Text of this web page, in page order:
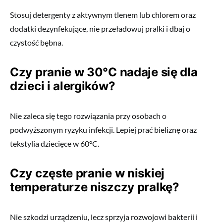
Stosuj detergenty z aktywnym tlenem lub chlorem oraz
dodatki dezynfekujące, nie przeładowuj pralki i dbaj o
czystość bębna.
Czy pranie w 30°C nadaje się dla
dzieci i alergików?
Nie zaleca się tego rozwiązania przy osobach o
podwyższonym ryzyku infekcji. Lepiej prać bieliznę oraz
tekstylia dziecięce w 60°C.
Czy częste pranie w niskiej
temperaturze niszczy pralkę?
Nie szkodzi urządzeniu, lecz sprzyja rozwojowi bakterii i